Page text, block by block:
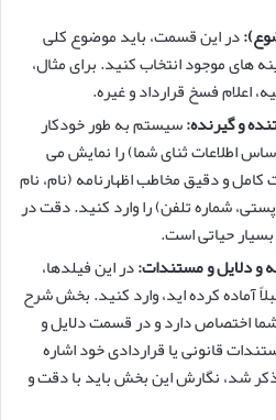
در این قسمت، باید موضوع کلی
های موجود انتخاب کنید. برای مثال،
اعلام فسخ قرارداد و غیره.
و گیرنده:سیستم به طور خودکار
اطلاعات ثنای شما) را نمایش می
و دقیق مخاطب اظهارنامه (نام، نام
شماره تلفن) را وارد کنید. دقت در
حیاتی است.
دلایل و مستندات:در این فیلدها،
آماده کرده اید، وارد کنید. بخش شرح
اختصاص دارد و در قسمت دلایل و
قانونی یا قراردادی خود اشاره
ذکر شد، نگارش این بخش باید با دقت و